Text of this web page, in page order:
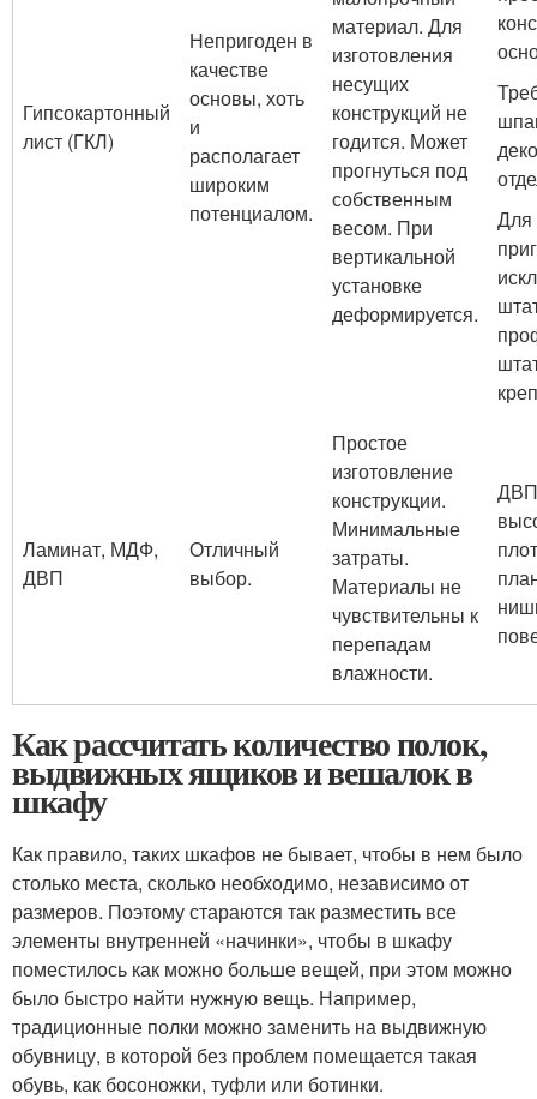
Гипсокартонный
лист (ГКЛ)
Непригоден в
качестве
основы, хоть
и
располагает
широким
потенциалом.
материал. Для
изготовления
несущих
конструкций не
годится. Может
прогнуться под
собственным
весом. При
вертикальной
установке
деформируется.
Для
Ламинат, МДФ,
ДВП
Отличный
выбор.
Простое
изготовление
конструкции.
Минимальные
затраты.
Материалы не
чувствительны к
перепадам
влажности.
ДВП
Как рассчитать количество полок,
выдвижных ящиков и вешалок в
шкафу
Как правило, таких шкафов не бывает, чтобы в нем было
столько места, сколько необходимо, независимо от
размеров. Поэтому стараются так разместить все
элементы внутренней «начинки», чтобы в шкафу
поместилось как можно больше вещей, при этом можно
было быстро найти нужную вещь. Например,
традиционные полки можно заменить на выдвижную
обувницу, в которой без проблем помещается такая
обувь, как босоножки, туфли или ботинки.